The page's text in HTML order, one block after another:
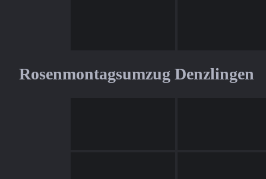
Rosenmontagsumzug Denzlingen